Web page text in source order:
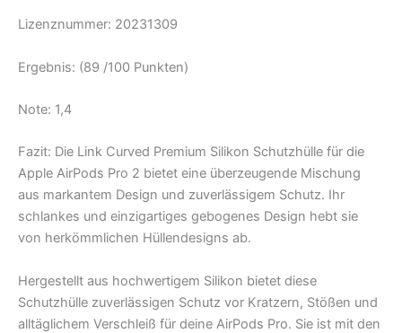
Lizenznummer: 20231309
Ergebnis: (89 /100 Punkten)
Note: 1,4
Fazit: Die Link Curved Premium Silikon Schutzhülle für die
Apple AirPods Pro 2 bietet eine überzeugende Mischung
aus markantem Design und zuverlässigem Schutz. Ihr
schlankes und einzigartiges gebogenes Design hebt sie
von herkömmlichen Hüllendesigns ab.
Hergestellt aus hochwertigem Silikon bietet diese
Schutzhülle zuverlässigen Schutz vor Kratzern, Stößen und
alltäglichem Verschleiß für deine AirPods Pro. Sie ist mit den